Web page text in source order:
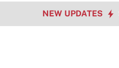
NEW UPDATES